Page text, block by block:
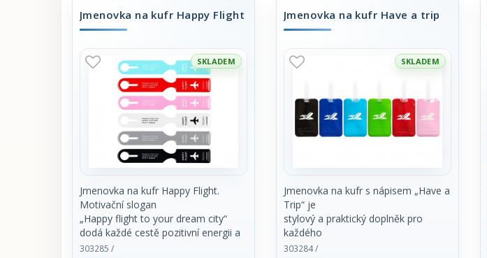
Jmenovka na kufr Happy Flight
SKLADEM
Jmenovka na kufr Happy Flight.
Motivační slogan
„Happy flight to your dream city“
dodá každé cestě pozitivní energii a
navodí
303285 /
Jmenovka na kufr Have a trip
SKLADEM
Jmenovka na kufr s nápisem „Have a
Trip“ je
stylový a praktický doplněk pro
každého
cestovatele. Jmenovka je vyrobena z
303284 /